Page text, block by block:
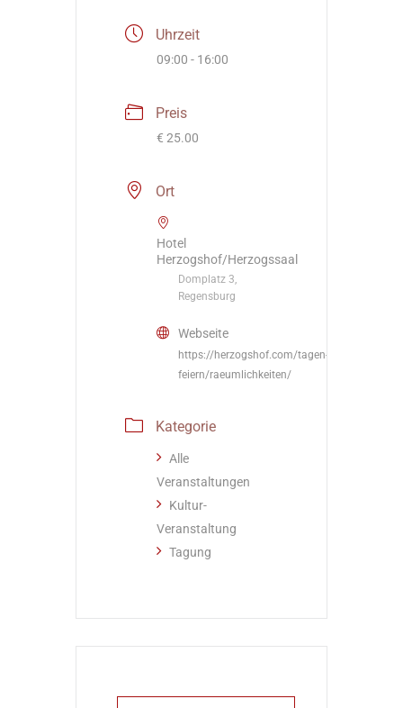
Uhrzeit
09:00 - 16:00
Preis
€ 25.00
Ort
Hotel
Herzogshof/Herzogssaal
Domplatz 3,
Regensburg
Webseite
https://herzogshof.com/tagen-
feiern/raeumlichkeiten/
Kategorie
Alle
Veranstaltungen
Kultur-
Veranstaltung
Tagung